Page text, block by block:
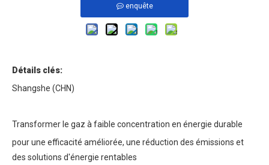
enquête
Détails clés:
Shangshe (CHN)
Transformer le gaz à faible concentration en énergie durable
pour une efficacité améliorée, une réduction des émissions et
des solutions d'énergie rentables